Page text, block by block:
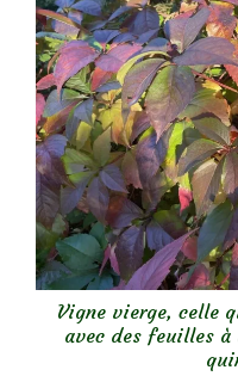
Vigne vierge, celle
avec des feuilles